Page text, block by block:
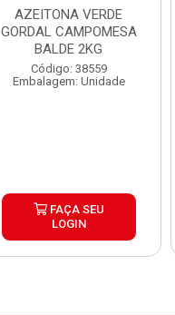
AZEITONA VERDE
GORDAL CAMPOMESA
BALDE 2KG
Código: 38559
Embalagem: Unidade
FAÇA SEU
LOGIN